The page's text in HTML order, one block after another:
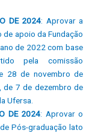
DE 2024: Aprovar a
apoio da Fundação
de 2022 com base
pela comissão
28 de novembro de
de 7 de dezembro de
Ufersa.
DE 2024: Aprovar o
Pós-graduação lato